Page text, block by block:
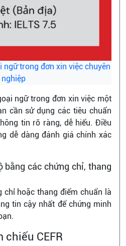
trong đơn xin việc chuyên
nghiệp
ngữ trong đơn xin việc một
cần sử dụng các tiêu chuẩn
tin rõ ràng, dễ hiểu. Điều
dễ dàng đánh giá chính xác
bằng các chứng chỉ, thang
chỉ hoặc thang điểm chuẩn là
tin cậy nhất để chứng minh
chiếu CEFR